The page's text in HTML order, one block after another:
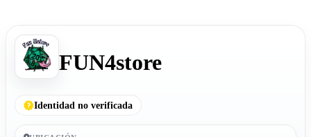
FUN4store
Identidad no verificada